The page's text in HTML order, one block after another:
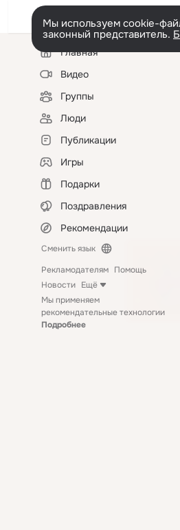
Мы используем cookie-
законный представитель.
Левая
колонкаГлавная
Видео
Группы
Люди
Публикации
Игры
Подарки
Поздравления
Рекомендации
Сменить язык
Рекламодателям Помощь
Новости Ещё
Мы применяем
рекомендательные технологии
Подробнее